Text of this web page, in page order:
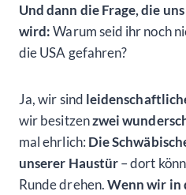
Und dann die Frage, die
wird:Warum seid ihr noch
die USA gefahren?
Ja, wir sind
wir besitzenzwei
mal ehrlich: Die
unserer Haustür– dort
Runde drehen.Wenn wir in